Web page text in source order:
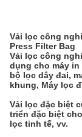
Vải lọc công
Press Filter Bag
Vải lọc công
dụng cho máy in
bộ lọc dây đai,
khung, Máy lọc
Vải lọc đặc biệt
triển đặc biệt
lọc tinh tế, vv.